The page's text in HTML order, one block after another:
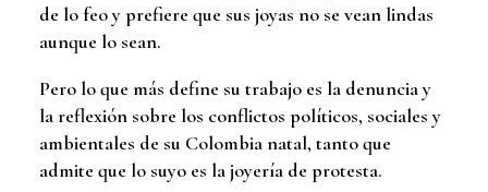
de lo feo y prefiere que sus joyas no se vean lindas
aunque lo sean.
Pero lo que más define su trabajo es la denuncia y
la reflexión sobre los conflictos políticos, sociales y
ambientales de su Colombia natal, tanto que
admite que lo suyo es la joyería de protesta.